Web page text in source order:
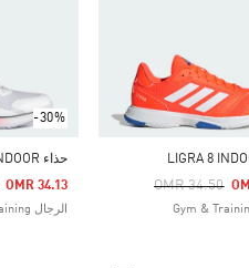
Price Reduced From
OMR 34.50
To
-30%
حذاء NOVAFLIGHT 2 INDOOR
OMR 34.13
الرجال Gym & Training